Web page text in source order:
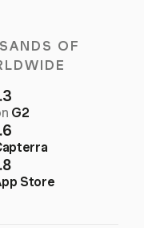
OF
G2
Store